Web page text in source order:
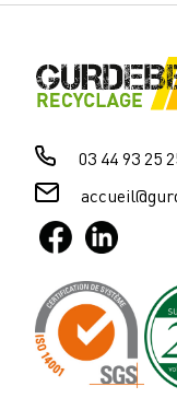
03 44 93 25